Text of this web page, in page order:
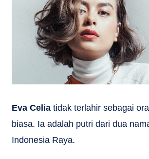
Eva Celia tidak terlahir sebagai
biasa. Ia adalah putri dari dua
Indonesia Raya.